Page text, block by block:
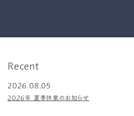
Recent
2026.08.05
2026年 夏季休業のお知らせ